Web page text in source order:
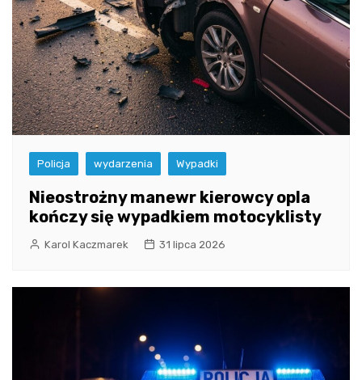
Policja wydarzenia Wypadki
Nieostrożny manewr kierowcy opla
kończy się wypadkiem motocyklisty
Karol Kaczmarek 31 lipca 2026